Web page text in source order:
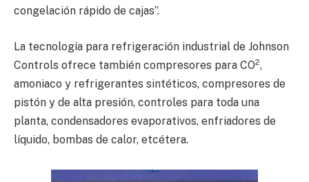
congelación rápido de cajas”.
La tecnología para refrigeración industrial de Johnson
Controls ofrece también compresores para CO2,
amoniaco y refrigerantes sintéticos, compresores de
pistón y de alta presión, controles para toda una
planta, condensadores evaporativos, enfriadores de
líquido, bombas de calor, etcétera.